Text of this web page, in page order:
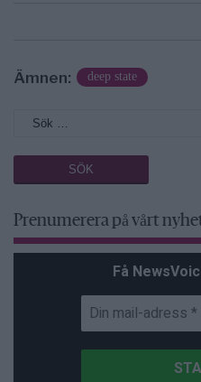
Ämnen: deep state
Prenumerera på vårt
Få